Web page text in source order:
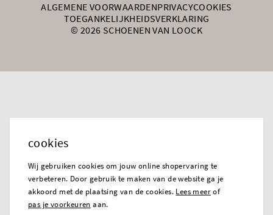
ALGEMENE VOORWAARDENPRIVACYCOOKIES
TOEGANKELIJKHEIDSVERKLARING
© 2026 SCHOENEN VAN LOOCK
cookies
Wij gebruiken cookies om jouw online shopervaring te
verbeteren. Door gebruik te maken van de website ga je
akkoord met de plaatsing van de cookies. Lees meerof
pas je voorkeuren aan.